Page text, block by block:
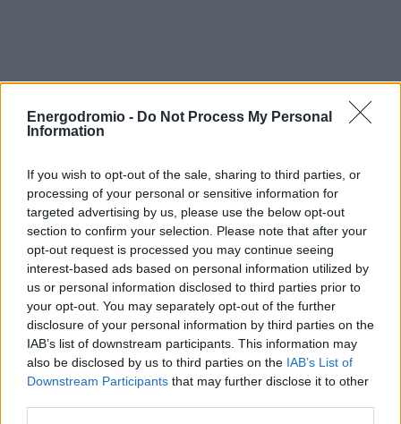
Energodromio - Do Not Process My Personal
Information
If you wish to opt-out of the sale, sharing to third parties, or
processing of your personal or sensitive information for
targeted advertising by us, please use the below opt-out
section to confirm your selection. Please note that after your
opt-out request is processed you may continue seeing
interest-based ads based on personal information utilized by
us or personal information disclosed to third parties prior to
your opt-out. You may separately opt-out of the further
disclosure of your personal information by third parties on the
IAB’s list of downstream participants. This information may
also be disclosed by us to third parties on the IAB’s List of
Downstream Participants that may further disclose it to other
προβλεφθεί η φιλοξενία των αθλητών αφενός της
γυμναστικής στο ΟΑΚΑ και αφετέρου της ρυθμικής
γυμναστικής στο Tae Kwon Do για τους επόμενους μήνες
και στη συνέχεια στο Ποδηλατοδρόμιο του ΟΑΚΑ.
Παράλληλα, ο Αντιπρόεδρος της Κυβέρνησης σημείωσε
την πρόοδο που έχει σημειωθεί στις συζητήσεις μεταξύ
της LAMDA, της Κυβέρνησης, της Περιφέρειας Αττικής
και του ΣΕΓΑΣ για τη διευθέτηση του θέματος της
εγκατάστασης του στίβου.